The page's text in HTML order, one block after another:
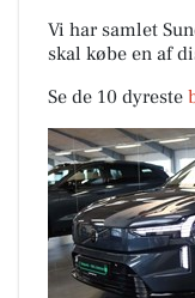
Vi har samlet
skal købe en af
Se de 10 dyreste